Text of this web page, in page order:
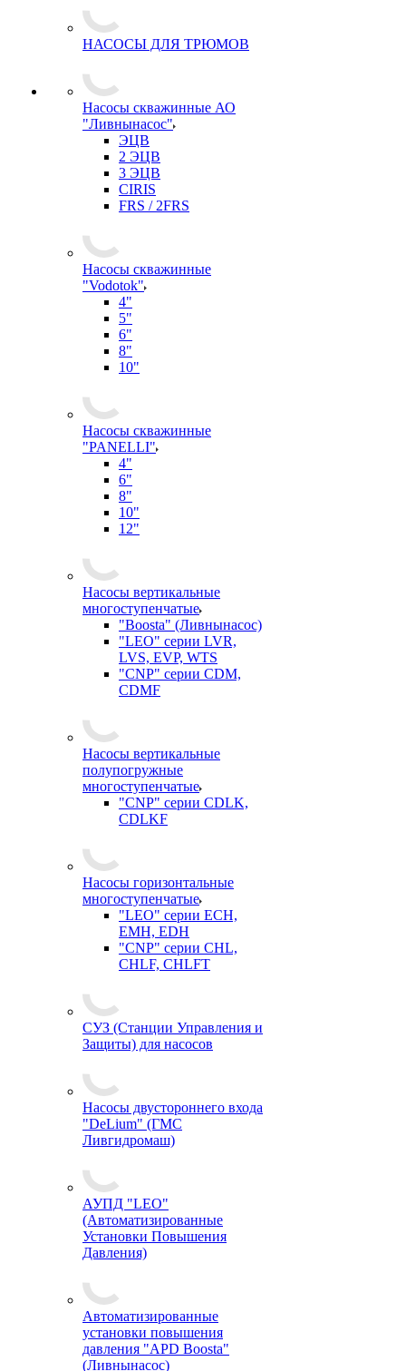
НАСОСЫ ДЛЯ ТРЮМОВ
Насосы скважинные АО
"Ливнынасос"
ЭЦВ
2 ЭЦВ
3 ЭЦВ
CIRIS
FRS / 2FRS
Насосы скважинные
"Vodotok"
4"
5"
6"
8"
10"
Насосы скважинные
"PANELLI"
4"
6"
8"
10"
12"
Насосы вертикальные
многоступенчатые
"Boosta" (Ливнынасос)
"LEO" серии LVR,
LVS, EVP, WTS
"CNP" серии CDM,
CDMF
Насосы вертикальные
полупогружные
многоступенчатые
"CNP" серии CDLK,
CDLKF
Насосы горизонтальные
многоступенчатые
"LEO" серии ECH,
EMH, EDH
"CNP" серии CHL,
CHLF, CHLFT
СУЗ (Станции Управления и
Защиты) для насосов
Насосы двустороннего входа
"DeLium" (ГМС
Ливгидромаш)
АУПД "LEO"
(Автоматизированные
Установки Повышения
Давления)
Автоматизированные
установки повышения
давления "APD Boosta"
(Ливнынасос)